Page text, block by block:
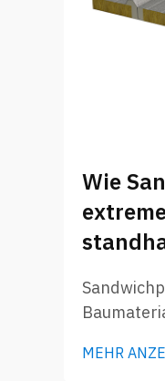
Wie
zu bleiben.
MEHR